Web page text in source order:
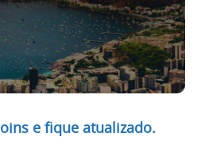
e fique atualizado.